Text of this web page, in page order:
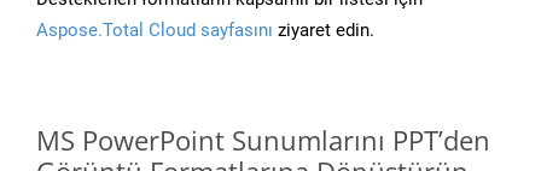
Aspose.Total Cloud sayfasını ziyaret edin.
MS PowerPoint Sunumlarını PPT’den